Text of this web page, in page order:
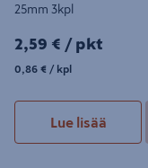
25mm 3kpl
2,59€/pkt
2,59 € / pkt
0,86€/kpl
0,86 € / kpl
Lue lisää